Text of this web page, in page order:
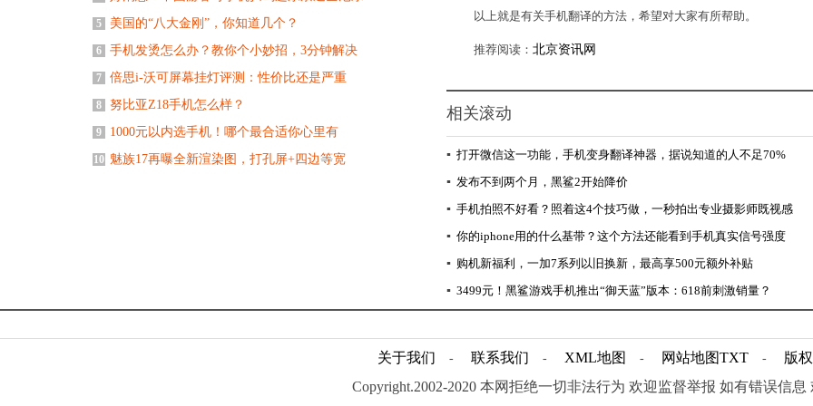
5 美国的“八大金刚”，你知道几个？
6 手机发烫怎么办？教你个小妙招，3分钟解决
7 倍思i-沃可屏幕挂灯评测：性价比还是严重
8 努比亚Z18手机怎么样？
9 1000元以内选手机！哪个最合适你心里有
10 魅族17再曝全新渲染图，打孔屏+四边等宽
以上就是有关手机翻译的方法，希望对大家有所帮助。
推荐阅读： 北京资讯网
相关滚动
▪ 打开微信这一功能，手机变身翻译神器，据说知道的人不足70%
▪ 发布不到两个月，黑鲨2开始降价
▪ 手机拍照不好看？照着这4个技巧做，一秒拍出专业摄影师既视感
▪ 你的iphone用的什么基带？这个方法还能看到手机真实信号强度
▪ 购机新福利，一加7系列以旧换新，最高享500元额外补贴
▪ 3499元！黑鲨游戏手机推出“御天蓝”版本：618前刺激销量？
关于我们 - 联系我们 - XML地图 - 网站地图TXT -
版
Copyright.2002-2020 本网拒绝一切非法行为 欢迎监督举报 如有错误信息